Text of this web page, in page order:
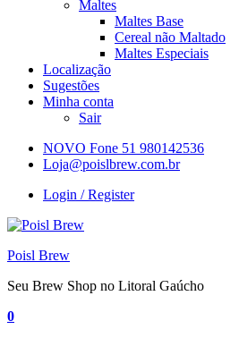
Maltes
Maltes Base
Cereal não Maltado
Maltes Especiais
Localização
Sugestões
Minha conta
Sair
NOVO Fone 51 980142536
Loja@poislbrew.com.br
Login / Register
Poisl Brew
Seu Brew Shop no Litoral Gaúcho
0